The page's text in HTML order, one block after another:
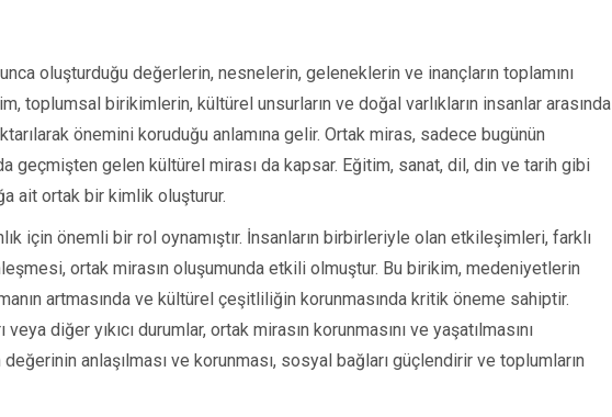
oluşturduğu değerlerin, nesnelerin, geleneklerin ve inançların toplamını
toplumsal birikimlerin, kültürel unsurların ve doğal varlıkların insanlar arasında
önemini koruduğu anlamına gelir. Ortak miras, sadece bugünün
geçmişten gelen kültürel mirası da kapsar. Eğitim, sanat, dil, din ve tarih gibi
ait ortak bir kimlik oluşturur.
için önemli bir rol oynamıştır. İnsanların birbirleriyle olan etkileşimleri, farklı
ortak mirasın oluşumunda etkili olmuştur. Bu birikim, medeniyetlerin
artmasında ve kültürel çeşitliliğin korunmasında kritik öneme sahiptir.
diğer yıkıcı durumlar, ortak mirasın korunmasını ve yaşatılmasını
anlaşılması ve korunması, sosyal bağları güçlendirir ve toplumların